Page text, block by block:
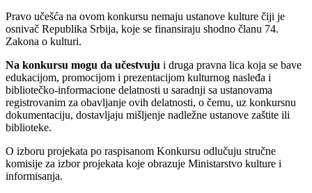
Pravo učešća na ovom konkursu nemaju ustanove kulture čiji je
osnivač Republika Srbija, koje se finansiraju shodno članu 74.
Zakona o kulturi.
Na konkursu mogu da učestvuju i druga pravna lica koja se bave
edukacijom, promocijom i prezentacijom kulturnog nasleđa i
bibliotečko-informacione delatnosti u saradnji sa ustanovama
registrovanim za obavljanje ovih delatnosti, o čemu, uz konkursnu
dokumentaciju, dostavljaju mišljenje nadležne ustanove zaštite ili
biblioteke.
O izboru projekata po raspisanom Konkursu odlučuju stručne
komisije za izbor projekata koje obrazuje Ministarstvo kulture i
informisanja.